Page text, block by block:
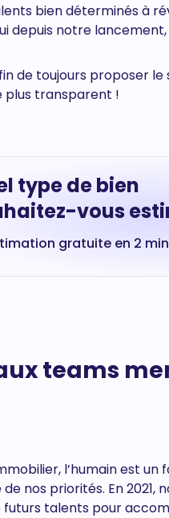
bien déterminés à
depuis notre
de toujours proposer
plus transparent !
type de bien
vous
gratuite en 2
teams
l’humain est
de nos priorités. En
talents pour